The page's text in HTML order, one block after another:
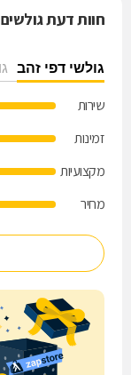
חוות דעת גולשים
גולשי דפי זהב
שירות
זמינות
מקצועיות
מחיר